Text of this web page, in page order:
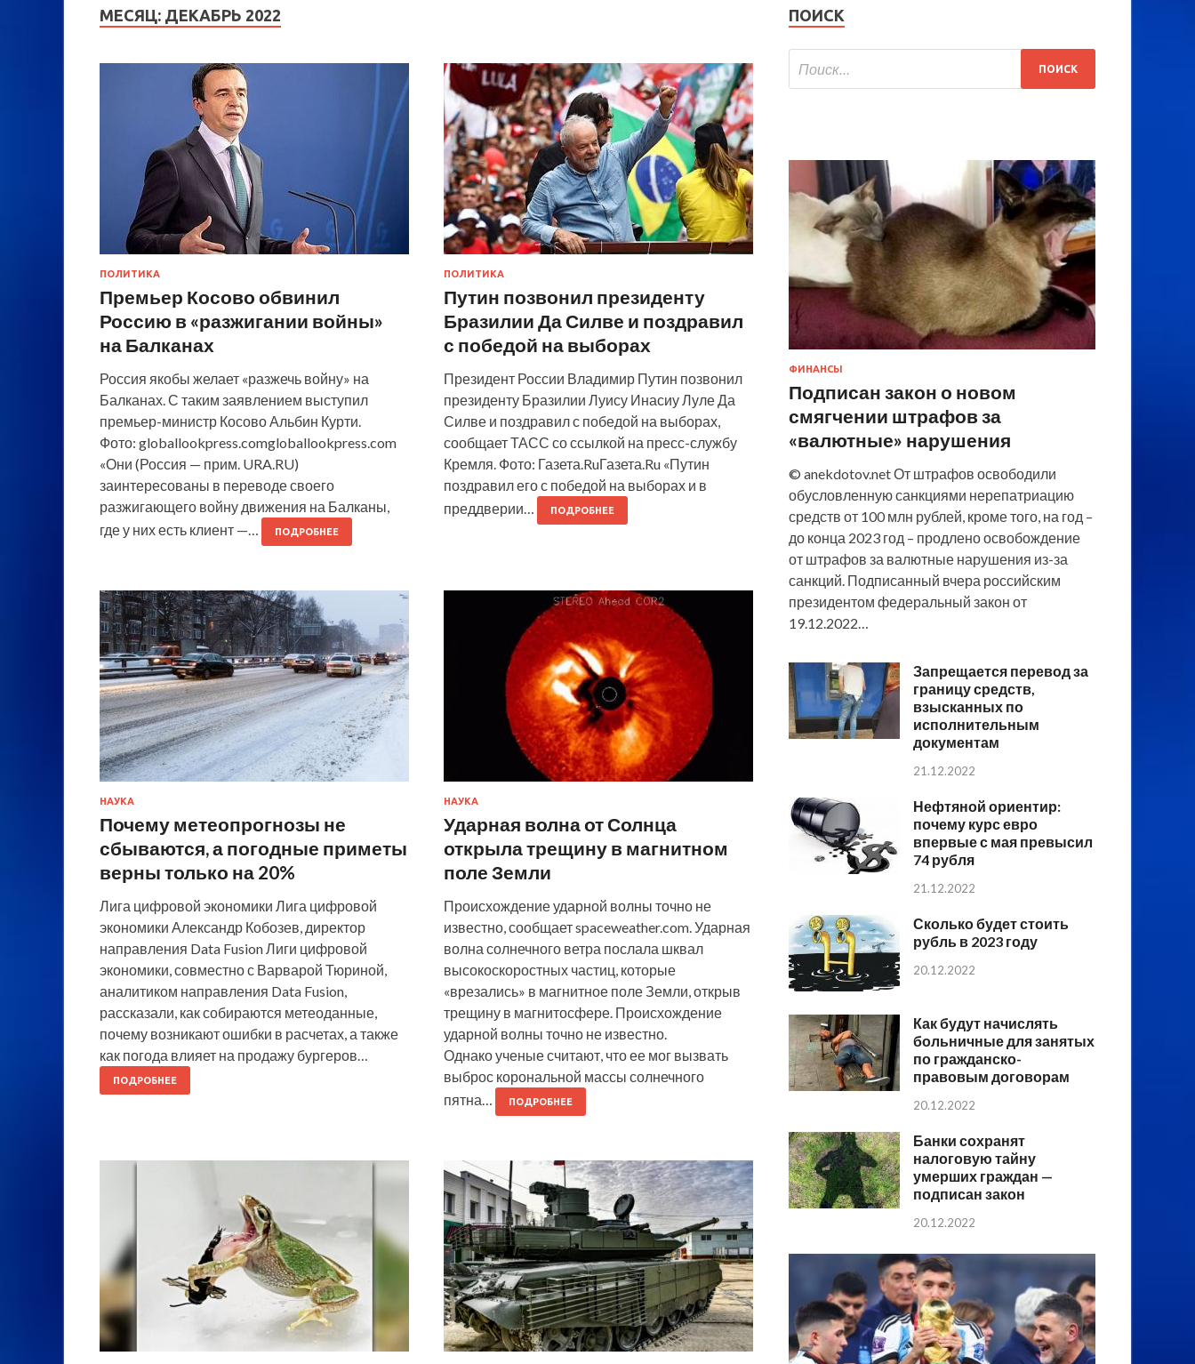
МЕСЯЦ: ДЕКАБРЬ 2022
ПОЛИТИКА
Премьер Косово обвинил
Россию в «разжигании войны»
на Балканах
Россия якобы желает «разжечь войну» на
Балканах. С таким заявлением выступил
премьер-министр Косово Альбин Курти.
Фото: globallookpress.comgloballookpress.com
«Они (Россия — прим. URA.RU)
заинтересованы в переводе своего
разжигающего войну движения на Балканы,
где у них есть клиент —…
ПОДРОБНЕЕ
ПОЛИТИКА
Путин позвонил президенту
Бразилии Да Силве и поздравил
с победой на выборах
Президент России Владимир Путин позвонил
президенту Бразилии Луису Инасиу Луле Да
Силве и поздравил с победой на выборах,
сообщает ТАСС со ссылкой на пресс-службу
Кремля. Фото: Газета.RuГазета.Ru «Путин
поздравил его с победой на выборах и в
преддверии…
ПОДРОБНЕЕ
НАУКА
Почему метеопрогнозы не
сбываются, а погодные приметы
верны только на 20%
Лига цифровой экономики Лига цифровой
экономики Александр Кобозев, директор
направления Data Fusion Лиги цифровой
экономики, совместно с Варварой Тюриной,
аналитиком направления Data Fusion,
рассказали, как собираются метеоданные,
почему возникают ошибки в расчетах, а также
как погода влияет на продажу бургеров…
ПОДРОБНЕЕ
НАУКА
Ударная волна от Солнца
открыла трещину в магнитном
поле Земли
Происхождение ударной волны точно не
известно, сообщает spaceweather.com. Ударная
волна солнечного ветра послала шквал
высокоскоростных частиц, которые
«врезались» в магнитное поле Земли, открыв
трещину в магнитосфере. Происхождение
ударной волны точно не известно.
Однако ученые считают, что ее мог вызвать
выброс корональной массы солнечного
пятна…
ПОДРОБНЕЕ
ПОИСК
ФИНАНСЫ
Подписан закон о новом
смягчении штрафов за
«валютные» нарушения
© anekdotov.net От штрафов освободили
обусловленную санкциями нерепатриацию
средств от 100 млн рублей, кроме того, на год –
до конца 2023 год – продлено освобождение
от штрафов за валютные нарушения из-за
санкций. Подписанный вчера российским
президентом федеральный закон от
19.12.2022…
Запрещается перевод за
границу средств,
взысканных по
исполнительным
документам
21.12.2022
Нефтяной ориентир:
почему курс евро
впервые с мая превысил
74 рубля
21.12.2022
Сколько будет стоить
рубль в 2023 году
20.12.2022
Как будут начислять
больничные для занятых
по гражданско-
правовым договорам
20.12.2022
Банки сохранят
налоговую тайну
умерших граждан —
подписан закон
20.12.2022